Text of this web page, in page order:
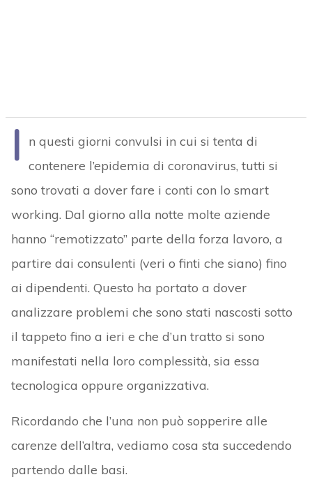
I
n questi giorni convulsi in cui si tenta di
contenere l’epidemia di coronavirus, tutti si
sono trovati a dover fare i conti con lo smart
working. Dal giorno alla notte molte aziende
hanno “remotizzato” parte della forza lavoro, a
partire dai consulenti (veri o finti che siano) fino
ai dipendenti. Questo ha portato a dover
analizzare problemi che sono stati nascosti sotto
il tappeto fino a ieri e che d’un tratto si sono
manifestati nella loro complessità, sia essa
tecnologica oppure organizzativa.
Ricordando che l’una non può sopperire alle
carenze dell’altra, vediamo cosa sta succedendo
partendo dalle basi.